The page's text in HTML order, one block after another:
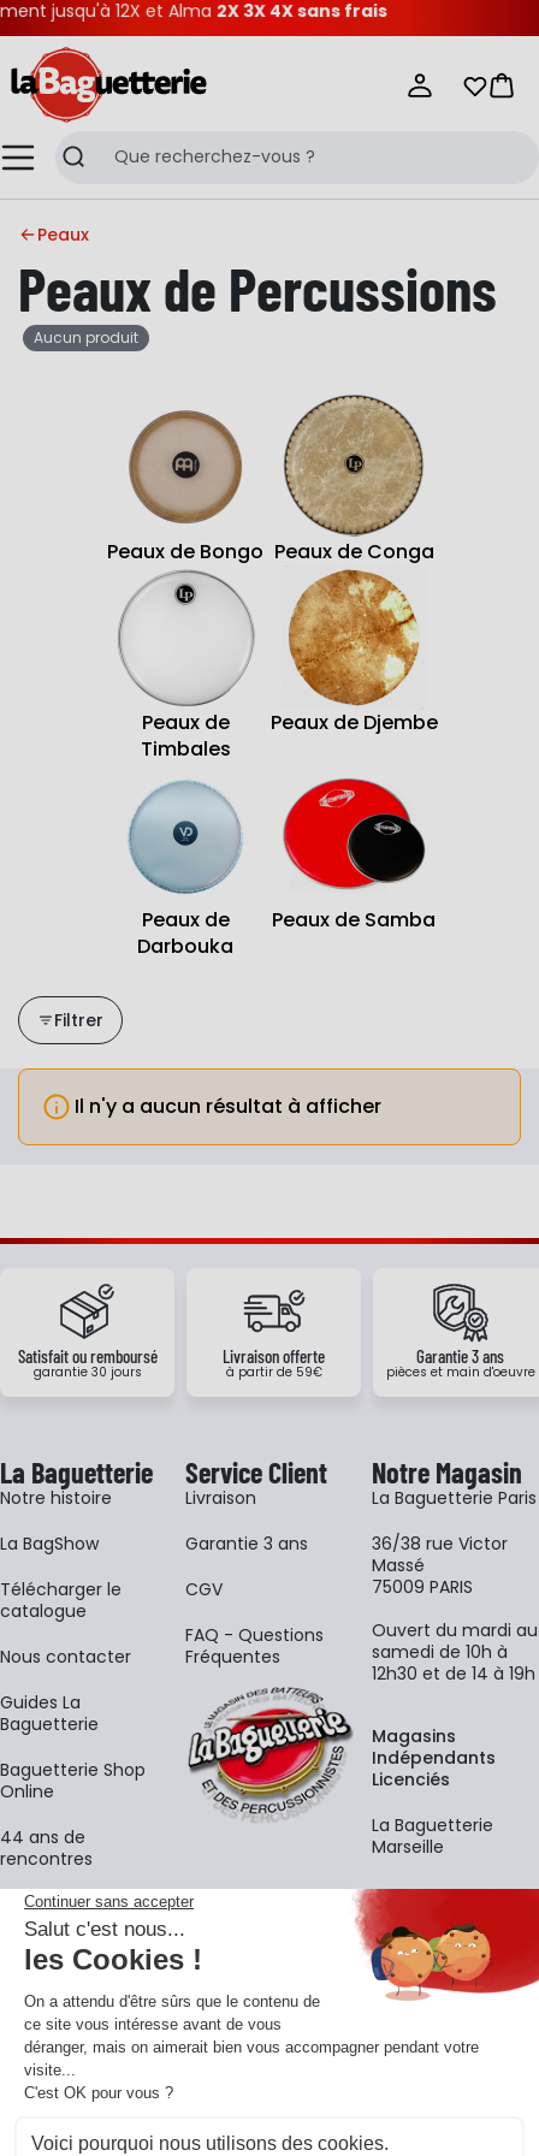
jusqu'à 12X et Alma2X 3X 4X sans frais
MenuRecherche
Mes
Peaux
Peaux de Percussions
Aucun produit
Peaux de Bongo Peaux de Conga
Peaux de
Timbales
Peaux de Djembe
Peaux de
Darbouka
Peaux de Samba
Filtrer
InfoIl n'y a aucun résultat à afficher
Satisfait ou remboursé
garantie 30 jours
Livraison offerte
à partir de 59€
Garantie 3 ans
pièces et main d'oeuvre
La Baguetterie
Notre histoire
La BagShow
​Télécharger le
catalogue
Nous contacter
Guides La
Baguetterie
Baguetterie Shop
Online
44 ans de
rencontres
Écoles
Service Client
Livraison
Garantie 3 ans
CGV
FAQ - Questions
Fréquentes
Notre Magasin
La Baguetterie Paris
36/38 rue Victor
Massé
75009 PARIS
Ouvert du mardi au
samedi de 10h à
12h30 et de 14 à 19h
Magasins
Indépendants
Licenciés
La Baguetterie
Marseille
La newsletter
Adresse e-mail
En vous inscrivant à notre newsletter, vous acceptez notre
confidentialité .
Retrouvons-nous sur